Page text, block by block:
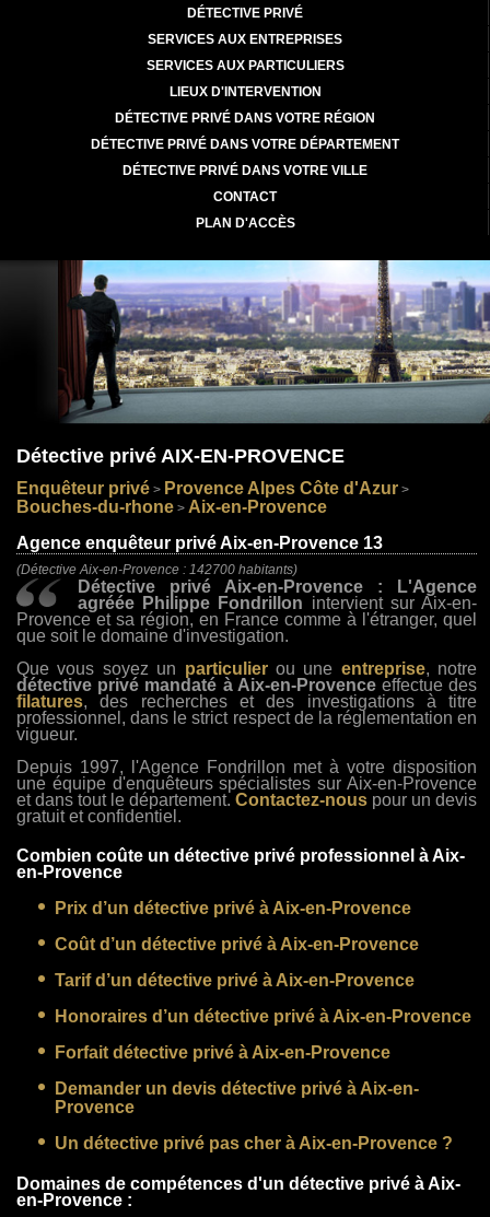
DÉTECTIVE PRIVÉ
SERVICES AUX ENTREPRISES
SERVICES AUX PARTICULIERS
LIEUX D'INTERVENTION
DÉTECTIVE PRIVÉ DANS VOTRE RÉGION
DÉTECTIVE PRIVÉ DANS VOTRE DÉPARTEMENT
DÉTECTIVE PRIVÉ DANS VOTRE VILLE
CONTACT
PLAN D'ACCÈS
Détective privé AIX-EN-PROVENCE
Enquêteur privé > Provence Alpes Côte d'Azur >
Bouches-du-rhone > Aix-en-Provence
Agence enquêteur privé Aix-en-Provence 13
(Détective Aix-en-Provence : 142700 habitants)
Détective privé Aix-en-Provence : L'Agence
agréée Philippe Fondrillon intervient sur Aix-en-
Provence et sa région, en France comme à l'étranger, quel
que soit le domaine d'investigation.
Que vous soyez un particulierou une entreprise, notre
détective privé mandaté à Aix-en-Provenceeffectue des
filatures, des recherches et des investigations à titre
professionnel, dans le strict respect de la réglementation en
vigueur.
Depuis 1997, l'Agence Fondrillon met à votre disposition
une équipe d'enquêteurs spécialistes sur Aix-en-Provence
et dans tout le département.Contactez-nous pour un devis
gratuit et confidentiel.
Combien coûte un détective privé professionnel à Aix-
en-Provence
Prix d’un détective privé à Aix-en-Provence
Coût d’un détective privé à Aix-en-Provence
Tarif d’un détective privé à Aix-en-Provence
Honoraires d’un détective privé à Aix-en-Provence
Forfait détective privé à Aix-en-Provence
Demander un devis détective privé à Aix-en-
Provence
Un détective privé pas cher à Aix-en-Provence ?
Domaines de compétences d'un détective privé à Aix-
en-Provence :